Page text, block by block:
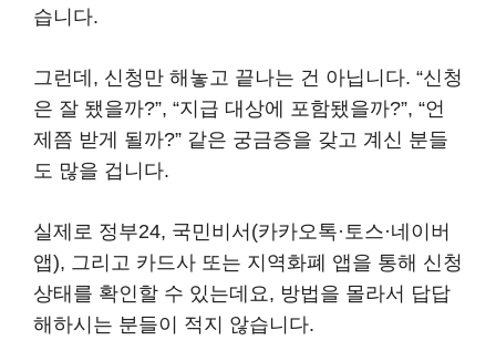
습니다.
그런데, 신청만 해놓고 끝나는 건 아닙니다. “신청
은 잘 됐을까?”, “지급 대상에 포함됐을까?”, “언
제쯤 받게 될까?” 같은 궁금증을 갖고 계신 분들
도 많을 겁니다.
실제로 정부24, 국민비서(카카오톡·토스·네이버
앱), 그리고 카드사 또는 지역화폐 앱을 통해 신청
상태를 확인할 수 있는데요, 방법을 몰라서 답답
해하시는 분들이 적지 않습니다.